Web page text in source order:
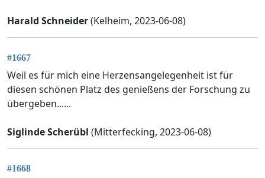
Harald Schneider(Kelheim, 2023-06-08)
#1667
Weil es für mich eine Herzensangelegenheit ist für
diesen schönen Platz des genießens der Forschung zu
übergeben......
Siglinde Scherübl (Mitterfecking, 2023-06-08)
#1668